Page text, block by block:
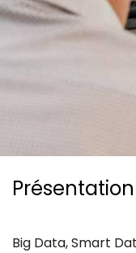
Ressources
Présentation
Big Data, Smart